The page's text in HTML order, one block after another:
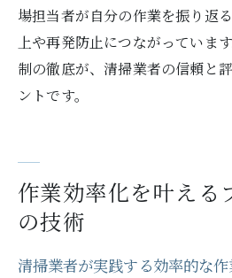
場担当者が自分の作業を振り返
上や再発防止につながっていま
制の徹底が、清掃業者の信頼と
ントです。
作業効率化を叶える
の技術
清掃業者が実践する効率的な